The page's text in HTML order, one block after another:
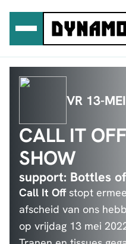
inhoud
VR 13-
CALL IT
SHOW
support: Bottles
Call It Offstopt
afscheid van ons
op vrijdag 13 mei